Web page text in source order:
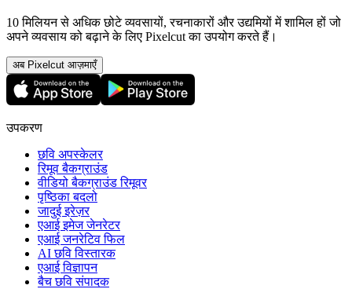
10 मिलियन से अधिक छोटे व्यवसायों, रचनाकारों और उद्यमियों में शामिल हों जो
अपने व्यवसाय को बढ़ाने के लिए Pixelcut का उपयोग करते हैं।
अब Pixelcut आज़माएँ
उपकरण
छवि अपस्केलर
रिमूव बैकग्राउंड
वीडियो बैकग्राउंड रिमूवर
पृष्ठिका बदलो
जादुई इरेज़र
एआई इमेज जेनरेटर
एआई जनरेटिव फिल
AI छवि विस्तारक
एआई विज्ञापन
बैच छवि संपादक